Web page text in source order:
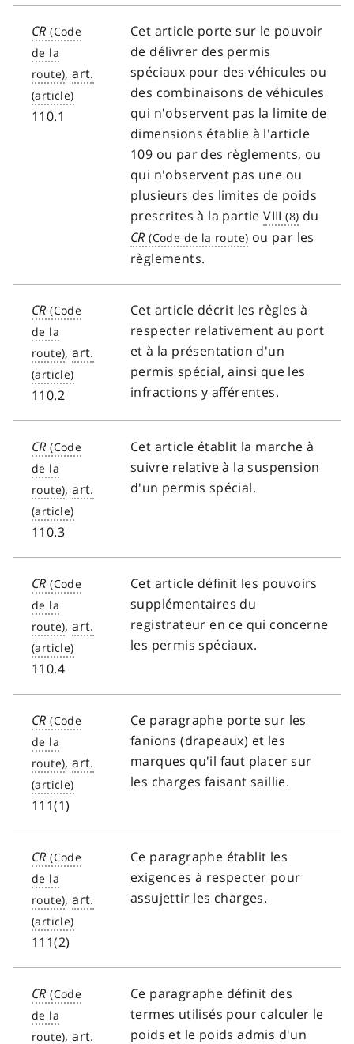
CR
,art.
110.1
Cet article porte sur le pouvoir
de délivrer des permis
spéciaux pour des véhicules ou
des combinaisons de véhicules
qui n'observent pas la limite de
dimensions établie à l'article
109 ou par des règlements, ou
qui n'observent pas une ou
plusieurs des limites de poids
prescrites à la partieVIII
du
CR
ou par les
règlements.
CR
,art.
110.2
Cet article décrit les règles à
respecter relativement au port
et à la présentation d'un
permis spécial, ainsi que les
infractions y afférentes.
CR
,art.
110.3
Cet article établit la marche à
suivre relative à la suspension
d'un permis spécial.
CR
,art.
110.4
Cet article définit les pouvoirs
supplémentaires du
registrateur en ce qui concerne
les permis spéciaux.
CR
,art.
111(1)
Ce paragraphe porte sur les
fanions (drapeaux) et les
marques qu'il faut placer sur
les charges faisant saillie.
CR
,art.
111(2)
Ce paragraphe établit les
exigences à respecter pour
assujettir les charges.
CR
,art.
Ce paragraphe définit des
termes utilisés pour calculer le
poids et le poids admis d'un